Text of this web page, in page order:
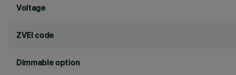
Voltage
ZVEI code
Dimmable option